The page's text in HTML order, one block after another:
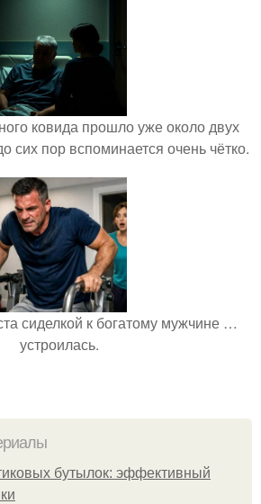
ковида прошло уже около двух
сих пор вспоминается очень чётко.
сиделкой к богатому мужчине …
устроилась.
бутылок: эффективный